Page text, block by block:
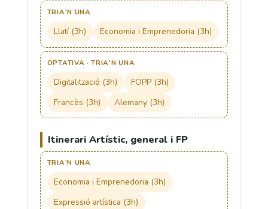
TRIA'N UNA
Llatí (3h) Economia i Emprenedoria (3h)
OPTATIVA · TRIA'N UNA
Digitalització (3h)
FOPP (3h)
Francès (3h)
Alemany (3h)
Itinerari Artístic, general i FP
TRIA'N UNA
Economia i Emprenedoria (3h)
Expressió artística (3h)